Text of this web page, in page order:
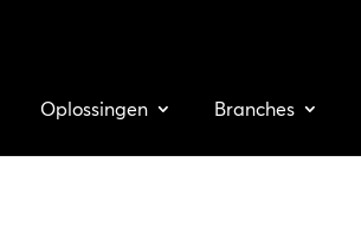
Oplossingen Branches